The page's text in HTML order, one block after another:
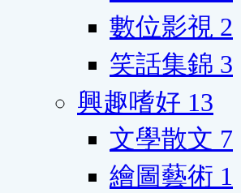
數位影視 2
笑話集錦 3
興趣嗜好 13
文學散文 7
繪圖藝術 1